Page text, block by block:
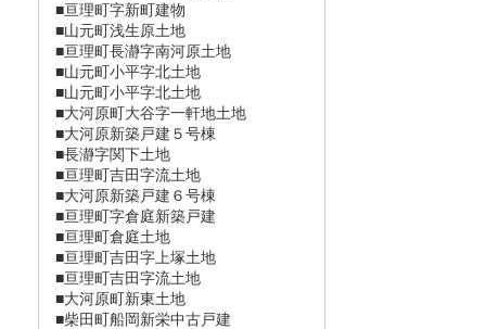
■亘理町字新町建物
■山元町浅生原土地
■亘理町長瀞󠄀字南河原土地
■山元町小平字北土地
■山元町小平字北土地
■大河原町大谷字一軒地土地
■大河原新築戸建５号棟
■長瀞󠄀字関下土地
■亘理町吉田字流土地
■大河原新築戸建６号棟
■亘理町字倉庭新築戸建
■亘理町倉庭土地
■亘理町吉田字上塚土地
■亘理町吉田字流土地
■大河原町新東土地
■柴田町船岡新栄中古戸建